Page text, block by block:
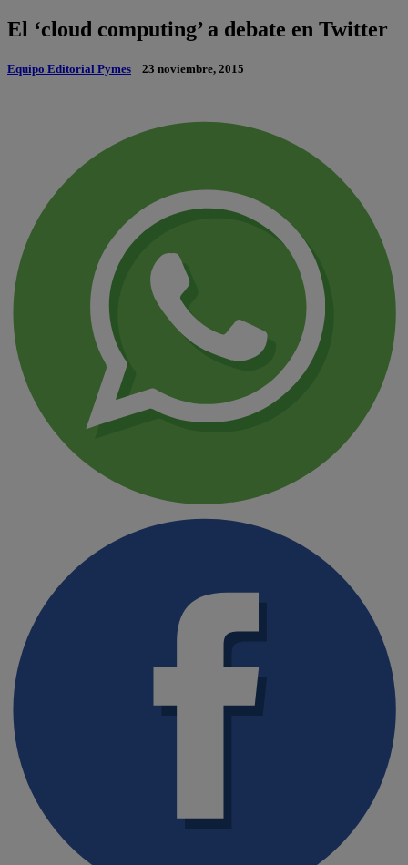
El ‘cloud computing’ a debate en Twitter
Equipo Editorial Pymes 23 noviembre, 2015